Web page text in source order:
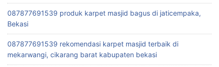
087877691539 produk karpet masjid bagus di jaticempaka,
Bekasi
087877691539 rekomendasi karpet masjid terbaik di
mekarwangi, cikarang barat kabupaten bekasi